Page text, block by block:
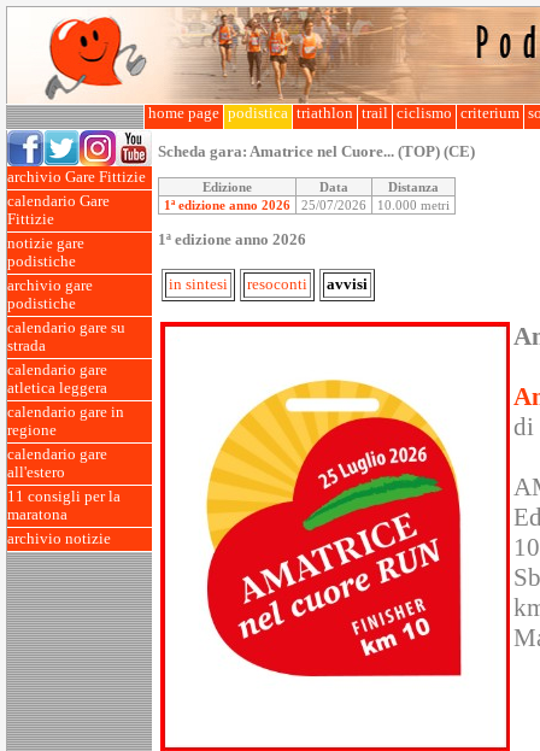
home page podistica triathlon trail ciclismo criterium
archivio Gare Fittizie
calendario Gare
Fittizie
notizie gare
podistiche
archivio gare
podistiche
calendario gare su
strada
calendario gare
atletica leggera
calendario gare in
regione
calendario gare
all'estero
11 consigli per la
maratona
archivio notizie
Scheda gara: Amatrice nel Cuore... (TOP) (CE)
Edizione Data
Distanza
1ª edizione anno 2026
25/07/2026 10.000 metri
1ª edizione anno 2026
in sintesi resoconti avvisi
di